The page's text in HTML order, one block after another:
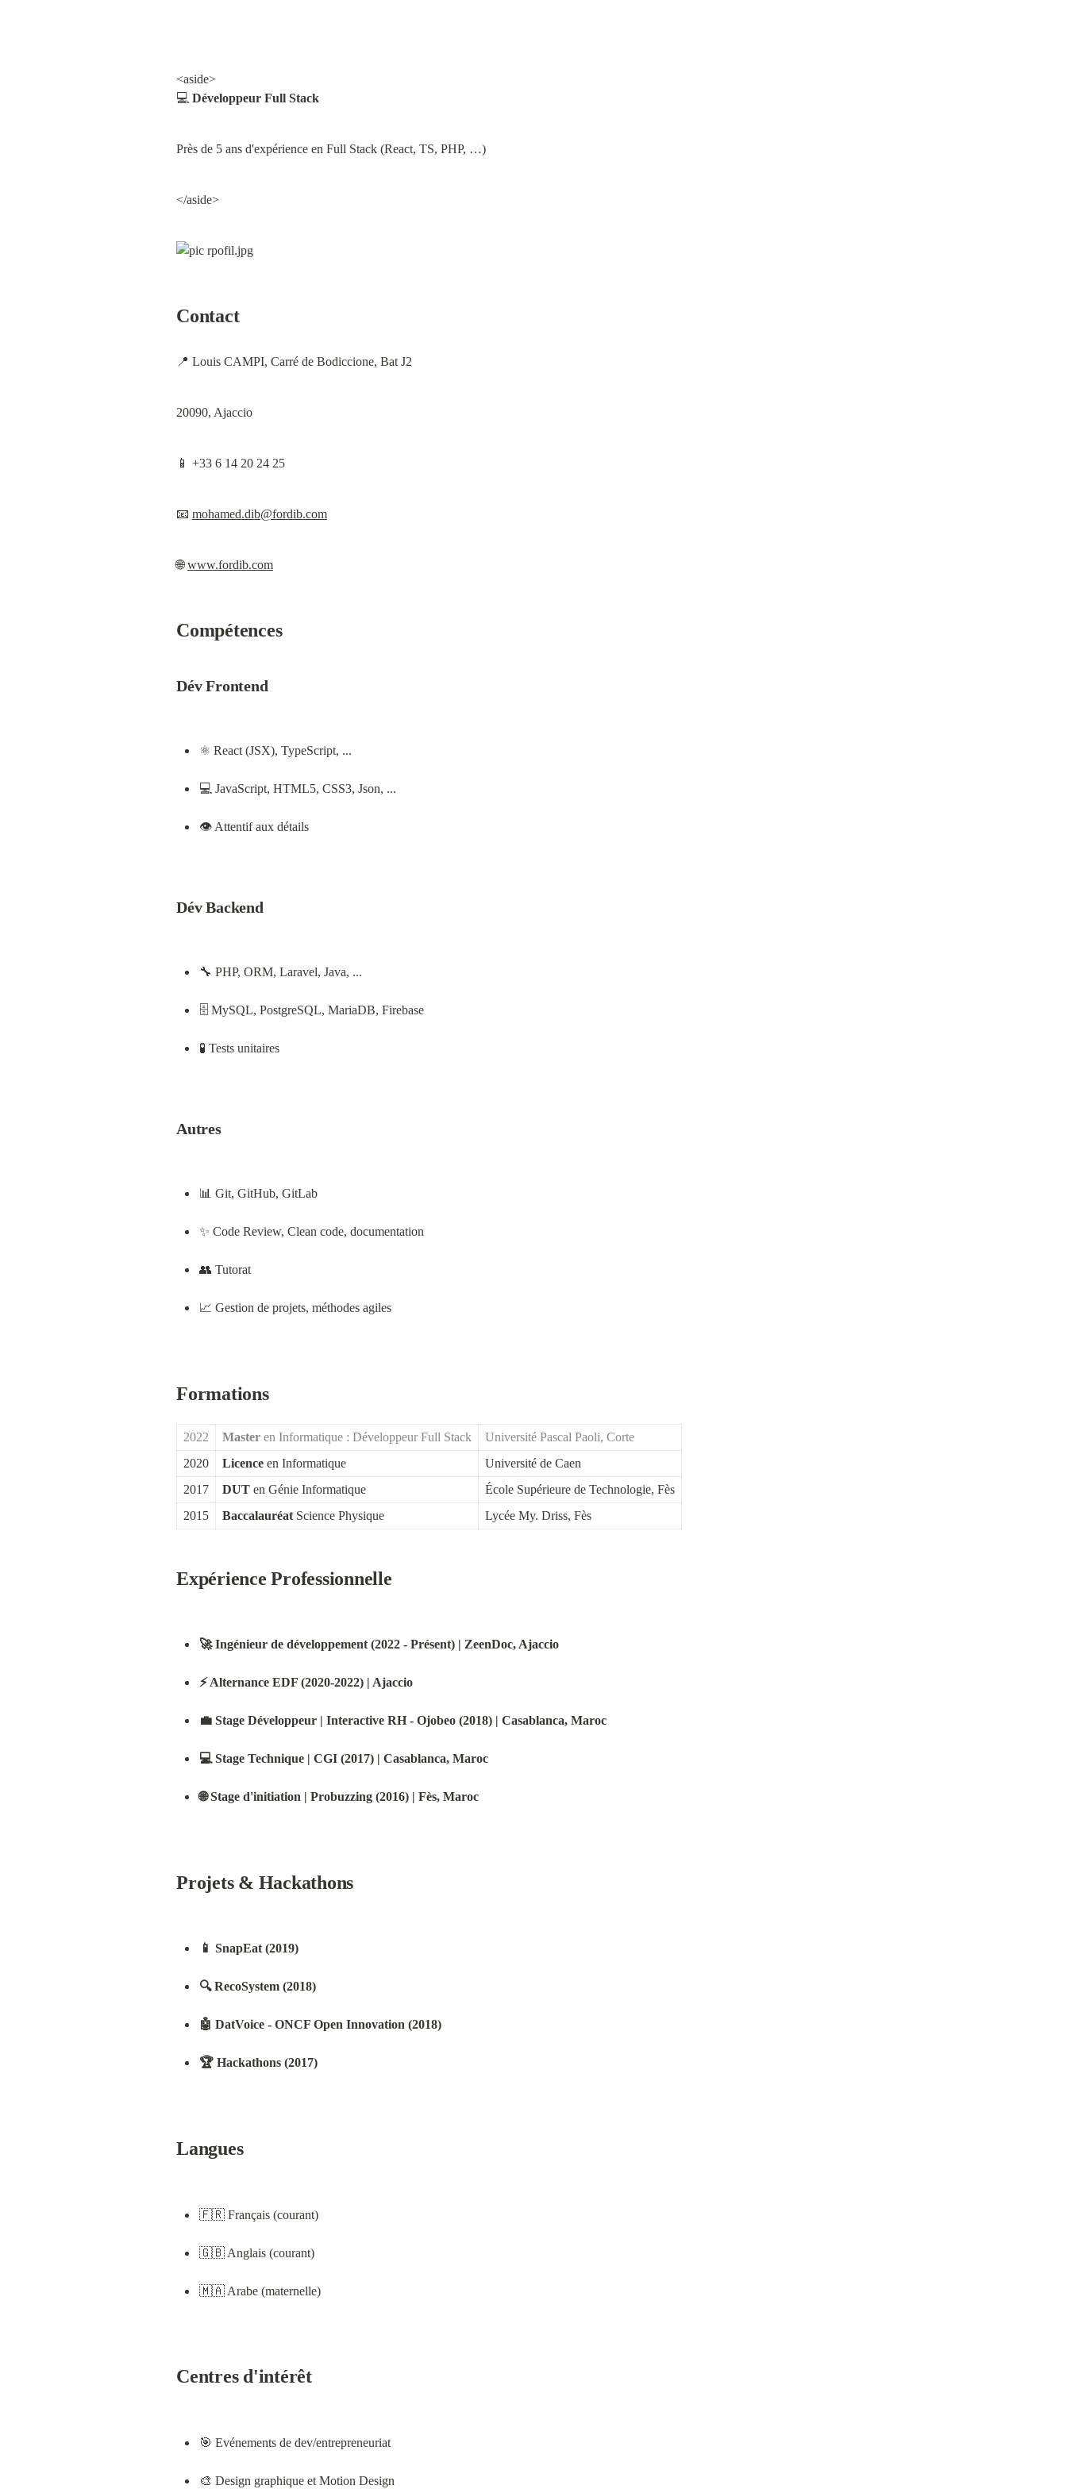
<aside>
💻 Développeur Full Stack
Près de 5 ans d'expérience en Full Stack (React, TS, PHP, …)
</aside>
Contact
📍 Louis CAMPI, Carré de Bodiccione, Bat J2
20090, Ajaccio
📱 +33 6 14 20 24 25
📧 mohamed.dib@fordib.com
🌐 www.fordib.com
Compétences
Dév Frontend
⚛️ React (JSX), TypeScript, ...
💻 JavaScript, HTML5, CSS3, Json, ...
👁️ Attentif aux détails
Dév Backend
🔧 PHP, ORM, Laravel, Java, ...
🗄️ MySQL, PostgreSQL, MariaDB, Firebase
🧪 Tests unitaires
Autres
📊 Git, GitHub, GitLab
✨ Code Review, Clean code, documentation
👥 Tutorat
📈 Gestion de projets, méthodes agiles
Formations
2022 Master en Informatique : Développeur Full Stack
Université Pascal Paoli, Corte
2020
Licence en Informatique
Université de Caen
2017
DUT en Génie Informatique
École Supérieure de Technologie, Fès
2015
Baccalauréat Science Physique Lycée My. Driss, Fès
Expérience Professionnelle
🚀 Ingénieur de développement (2022 - Présent) | ZeenDoc, Ajaccio
⚡ Alternance EDF (2020-2022) | Ajaccio
💼 Stage Développeur | Interactive RH - Ojobeo (2018) | Casablanca, Maroc
💻 Stage Technique | CGI (2017) | Casablanca, Maroc
🌐 Stage d'initiation | Probuzzing (2016) | Fès, Maroc
Projets & Hackathons
📱 SnapEat (2019)
🔍 RecoSystem (2018)
🤖 DatVoice - ONCF Open Innovation (2018)
🏆 Hackathons (2017)
Langues
🇫🇷 Français (courant)
🇬🇧 Anglais (courant)
🇲🇦 Arabe (maternelle)
Centres d'intérêt
🎯 Evénements de dev/entrepreneuriat
🎨 Design graphique et Motion Design